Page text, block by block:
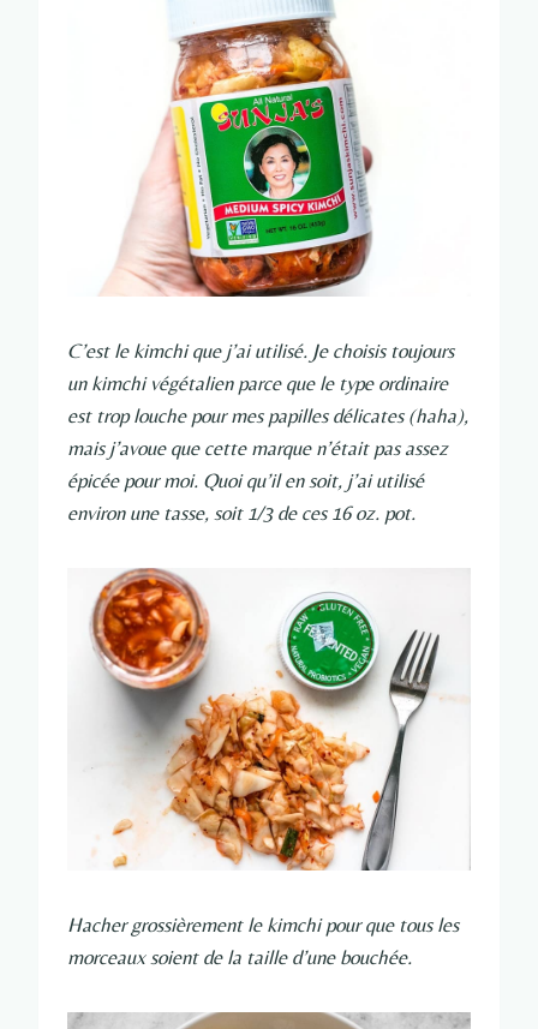
C’est le kimchi que j’ai utilisé. Je choisis toujours
un kimchi végétalien parce que le type ordinaire
est trop louche pour mes papilles délicates (haha),
mais j’avoue que cette marque n’était pas assez
épicée pour moi. Quoi qu’il en soit, j’ai utilisé
environ une tasse, soit 1/3 de ces 16 oz. pot.
Hacher grossièrement le kimchi pour que tous les
morceaux soient de la taille d’une bouchée.